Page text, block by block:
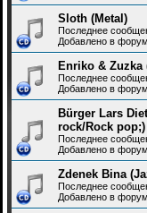
Sloth (Metal)
Последнее
Добавлено в
Enriko & Zuzka
Последнее
Добавлено в
Bürger Lars
rock/Rock pop;)
Последнее
Добавлено в
Zdenek Bina
Последнее
Добавлено в